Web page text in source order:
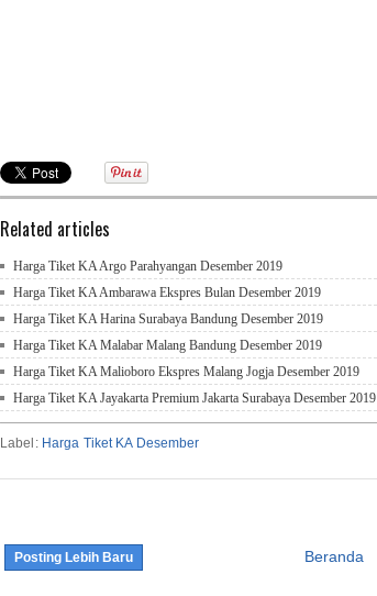
Related articles
Harga Tiket KA Argo Parahyangan Desember 2019
Harga Tiket KA Ambarawa Ekspres Bulan Desember 2019
Harga Tiket KA Harina Surabaya Bandung Desember 2019
Harga Tiket KA Malabar Malang Bandung Desember 2019
Harga Tiket KA Malioboro Ekspres Malang Jogja Desember 2019
Harga Tiket KA Jayakarta Premium Jakarta Surabaya Desember 2019
Label: Harga Tiket KA Desember
Posting Lebih Baru Beranda